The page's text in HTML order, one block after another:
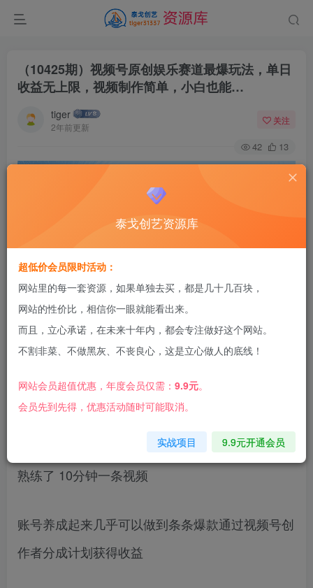
（10425期）视频号原创娱乐赛道最爆玩法，单日
收益无上限，视频制作简单，小白也能…
tiger
2年前更新
关注
42 13
项目
原理就是用混剪的方式制作娱乐赛道的视频 制作
熟练了 10分钟一条视频
账号养成起来几乎可以做到条条爆款通过视频号创
作者分成计划获得收益
泰戈创艺资源库
超低价会员限时活动：
网站里的每一套资源，如果单独去买，都是几十几百块，
网站的性价比，相信你一眼就能看出来。
而且，立心承诺，在未来十年内，都会专注做好这个网站。
不割非菜、不做黑灰、不丧良心，这是立心做人的底线！
网站会员超值优惠，年度会员仅需： 9.9元。
会员先到先得，优惠活动随时可能取消。
实战项目 9.9元开通会员